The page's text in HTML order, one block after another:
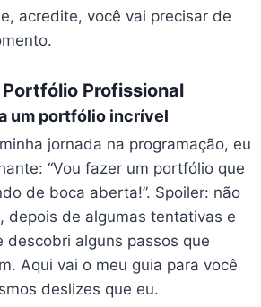
acredite, você vai precisar de
Profissional
um portfólio incrível
jornada na programação, eu
“Vou fazer um portfólio que
de boca aberta!”. Spoiler: não
depois de algumas tentativas e
descobri alguns passos que
Aqui vai o meu guia para você
deslizes que eu.